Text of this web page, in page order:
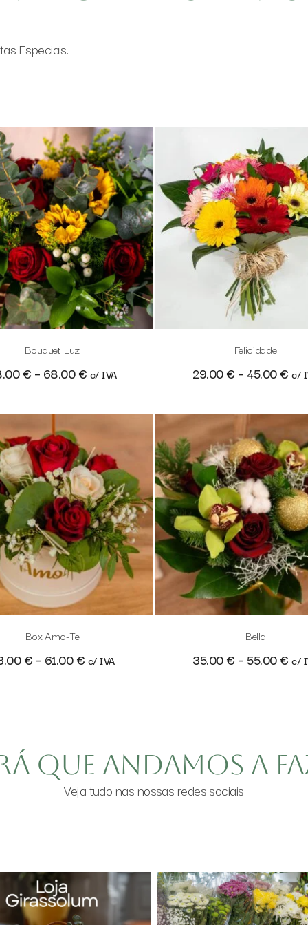
Especiais.
Bouquet Luz
€ – 68.00€ c/ IVA
Felicidade
29.00€ –45.00€ c/
Box Amo-Te
€ – 61.00€ c/ IVA
Bella
35.00€ – 55.00€ c/
que andamos a
Veja tudo nas nossas redes sociais